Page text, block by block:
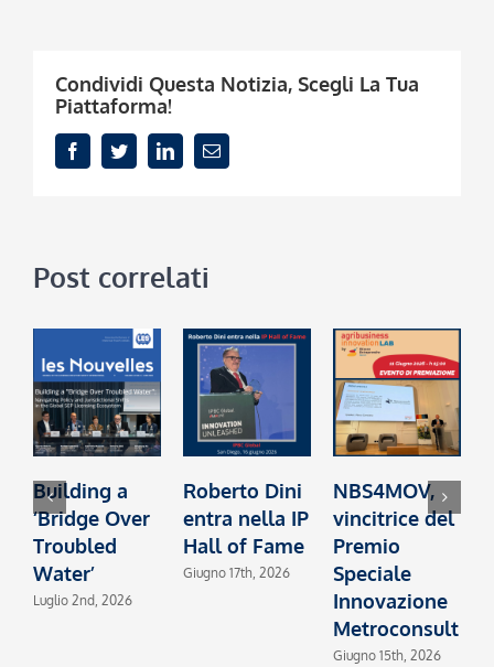
Condividi Questa Notizia, Scegli La Tua
Piattaforma!
FacebookTwitterLinkedInEmail
Post correlati
Building a
‘Bridge Over
Troubled
Water’
Luglio 2nd, 2026
Roberto Dini
entra nella IP
Hall of Fame
Giugno 17th, 2026
NBS4MOV,
vincitrice del
Premio
Speciale
Innovazione
Metroconsult
Giugno 15th, 2026